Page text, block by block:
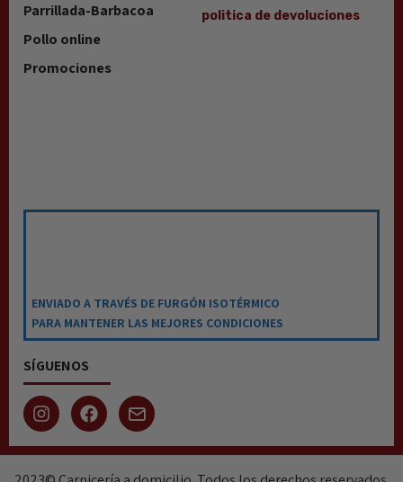
Parrillada-Barbacoa
Pollo online
Promociones
politica de devoluciones
ENVIADO A TRAVÉS DE FURGÓN ISOTÉRMICO
PARA MANTENER LAS MEJORES CONDICIONES
SÍGUENOS